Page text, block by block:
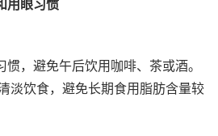
用眼习惯
，避免午后饮用咖啡、茶或酒。
淡饮食，避免长期食用脂肪含量较